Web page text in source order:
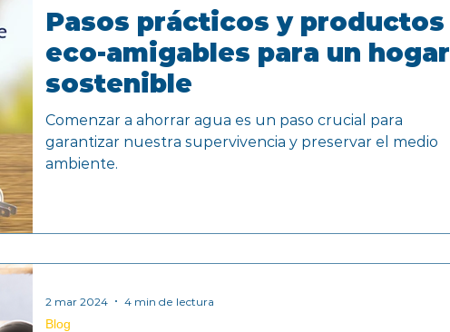
Pasos prácticos y productos
eco-amigables para un hogar
sostenible
Comenzar a ahorrar agua es un paso crucial para
garantizar nuestra supervivencia y preservar el medio
ambiente.
Blog
2 mar 2024 4 min de lectura